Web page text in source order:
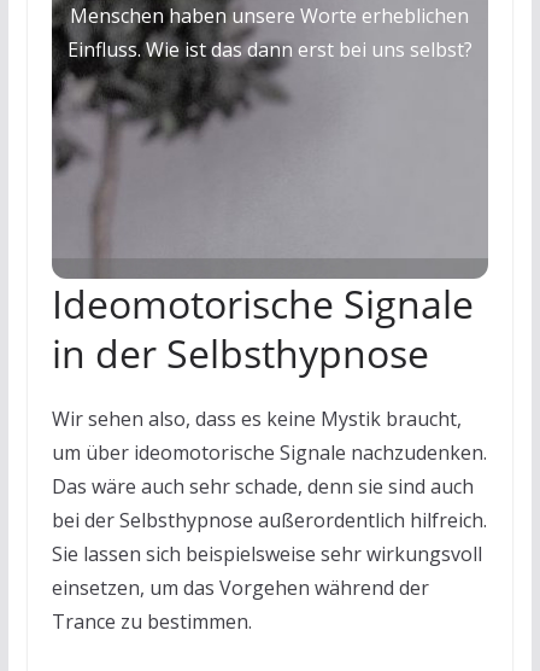
Menschen haben unsere Worte erheblichen
Einfluss. Wie ist das dann erst bei uns selbst?
Ideomotorische Signale
in der Selbsthypnose
Wir sehen also, dass es keine Mystik braucht,
um über ideomotorische Signale nachzudenken.
Das wäre auch sehr schade, denn sie sind auch
bei der Selbsthypnose außerordentlich hilfreich.
Sie lassen sich beispielsweise sehr wirkungsvoll
einsetzen, um das Vorgehen während der
Trance zu bestimmen.